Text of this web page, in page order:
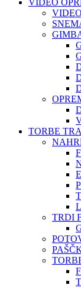
VIDEO
TORBE
TRDI